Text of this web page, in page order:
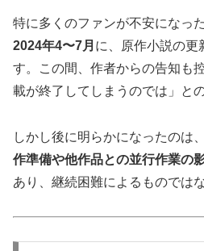
特に多くのファンが不安になった
2024年4〜7月 に、原作小説の更
す。この間、作者からの告知も
載が終了してしまうのでは」と
しかし後に明らかになったのは
作準備や他作品との並行作業の
あり、継続困難によるものでは